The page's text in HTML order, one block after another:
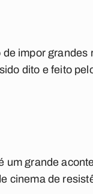
impor grandes
dito e feito
um grande
cinema de